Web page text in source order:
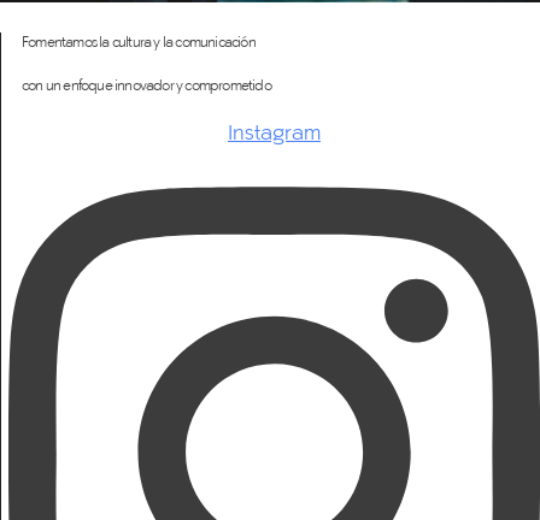
Fomentamos la cultura y la comunicación
con un enfoque innovador y comprometido
Instagram